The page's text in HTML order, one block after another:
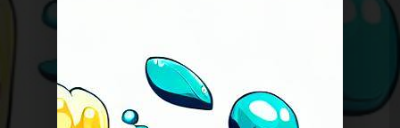
noel 2015 tonics live v2
Spéciales noel 2015 tonics live v2